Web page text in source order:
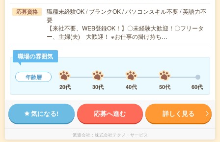
応募資格
職種未経験OK / ブランクOK / パソコンスキル不要 / 英語力不
要
【来社不要、WEB登録OK！】〇未経験大歓迎！〇フリータ
ー、主婦(夫) 大歓迎！ ※お仕事の掛け持ち…
職場の雰囲気
年齢層
20代
30代 40代 50代 60代
気になる! 応募へ進む 詳しく見る
派遣会社 株式会社テクノ・サービス